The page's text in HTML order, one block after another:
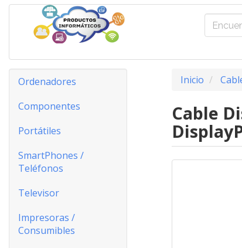
Ordenadores
Componentes
Portátiles
SmartPhones /
Teléfonos
Televisor
Impresoras /
Consumibles
Inicio
Cable